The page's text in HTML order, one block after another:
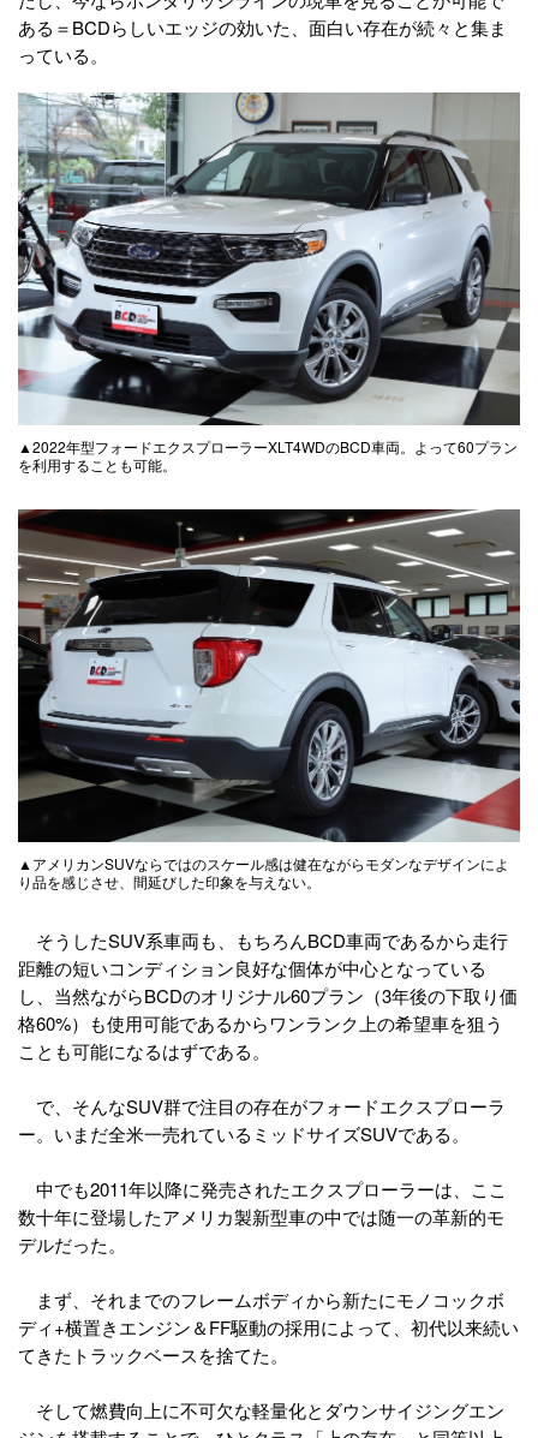
ある＝BCDらしいエッジの効いた、面白い存在が続々と集ま
っている。
▲2022年型フォードエクスプローラーXLT4WDのBCD車両。よって60プラン
を利用することも可能。
▲アメリカンSUVならではのスケール感は健在ながらモダンなデザインによ
り品を感じさせ、間延びした印象を与えない。
そうしたSUV系車両も、もちろんBCD車両であるから走行
距離の短いコンディション良好な個体が中心となっている
し、当然ながらBCDのオリジナル60プラン（3年後の下取り価
格60%）も使用可能であるからワンランク上の希望車を狙う
ことも可能になるはずである。
で、そんなSUV群で注目の存在がフォードエクスプローラ
ー。いまだ全米一売れているミッドサイズSUVである。
中でも2011年以降に発売されたエクスプローラーは、ここ
数十年に登場したアメリカ製新型車の中では随一の革新的モ
デルだった。
まず、それまでのフレームボディから新たにモノコックボ
ディ+横置きエンジン＆FF駆動の採用によって、初代以来続い
てきたトラックベースを捨てた。
そして燃費向上に不可欠な軽量化とダウンサイジングエン